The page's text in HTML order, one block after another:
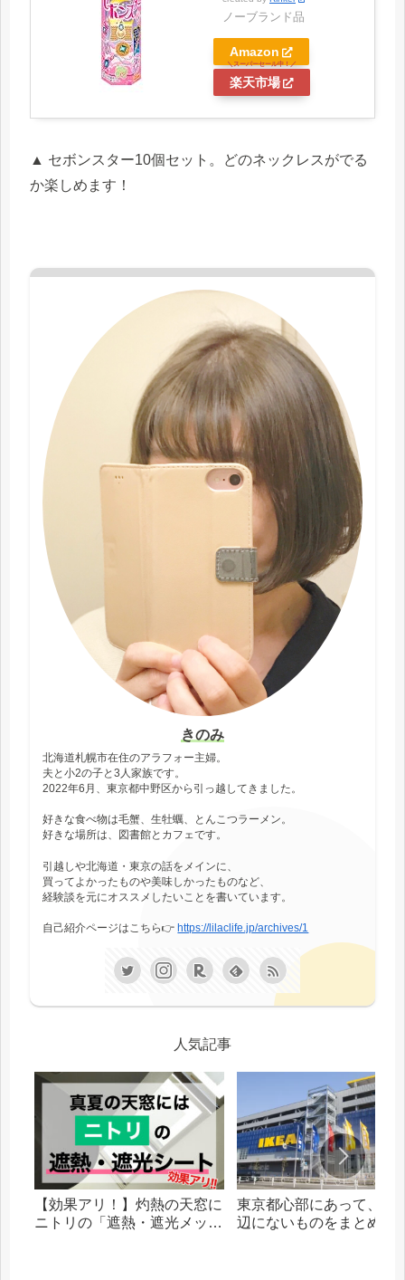
ノーブランド品
Amazon
楽天市場
▲ セボンスター10個セット。どのネックレスがでる
か楽しめます！
きのみ
北海道札幌市在住のアラフォー主婦。
夫と小2の子と3人家族です。
2022年6月、東京都中野区から引っ越してきました。
好きな食べ物は毛蟹、生牡蠣、とんこつラーメン。
好きな場所は、図書館とカフェです。
引越しや北海道・東京の話をメインに、
買ってよかったものや美味しかったものなど、
経験談を元にオススメしたいことを書いています。
自己紹介ページはこちら👉 https://lilaclife.jp/archives/1
人気記事
【効果アリ！】灼熱の天窓に
ニトリの「遮熱・遮光メッシ
東京都心部にあって、札
辺にないものをまとめま